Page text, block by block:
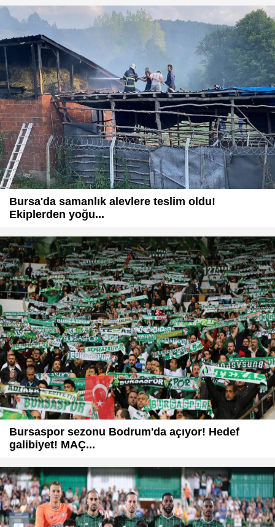
Bursa'da samanlık alevlere teslim oldu!
Ekiplerden yoğu...
Bursaspor sezonu Bodrum'da açıyor! Hedef
galibiyet! MAÇ...